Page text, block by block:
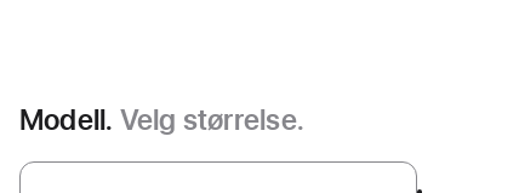
Modell. Velg størrelse.